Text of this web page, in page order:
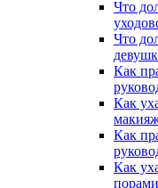
Что
Что
Как
Как
Как
Как
порами